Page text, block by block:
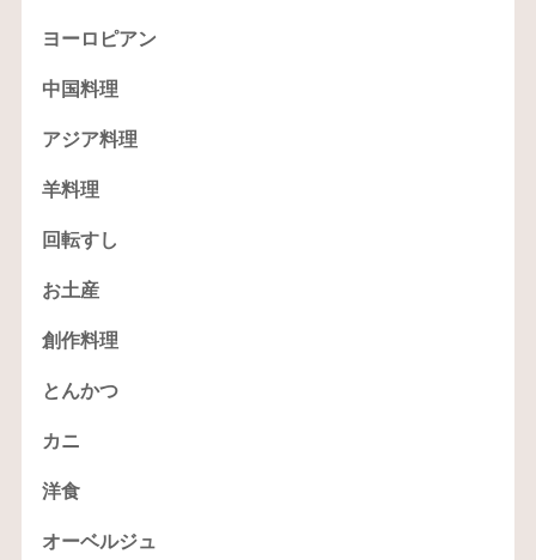
ヨーロピアン
中国料理
アジア料理
羊料理
回転すし
お土産
創作料理
とんかつ
カニ
洋食
オーベルジュ